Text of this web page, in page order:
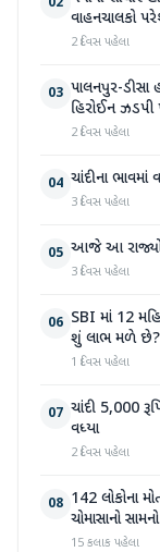
વાહનચાલકો
2 દિવસ પહેલા
03 પાલનપુર-
હિરોઈન ઝડપી
2 દિવસ પહેલા
04 ચાંદીના
3 દિવસ પહેલા
05 આજે આ
3 દિવસ પહેલા
06 SBI માં 12
શું લાભ મળે છે?
1 દિવસ પહેલા
07 ચાંદી 5,000
વધ્યા
2 દિવસ પહેલા
08 142 લોકોના
ચોમાસાનો સામનો
15 કલાક પહેલા